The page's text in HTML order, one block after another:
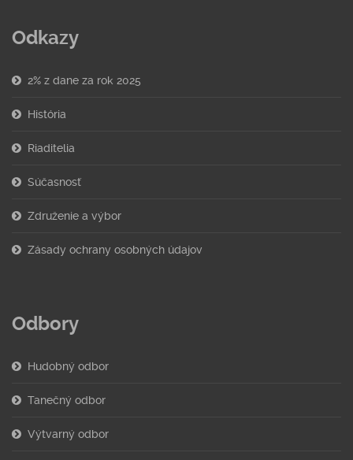
Odkazy
2% z dane za rok 2025
História
Riaditelia
Súčasnosť
Združenie a výbor
Zásady ochrany osobných údajov
Odbory
Hudobný odbor
Tanečný odbor
Výtvarný odbor